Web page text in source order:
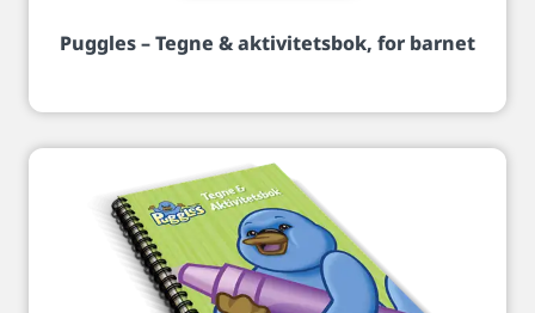
Puggles – Tegne & aktivitetsbok, for barnet